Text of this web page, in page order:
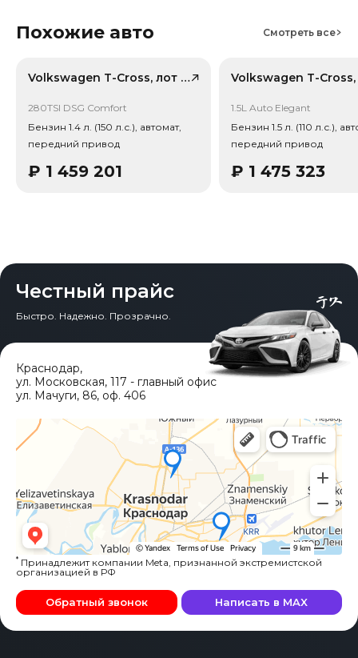
отчет об авто и смету доставки. Мы на связи 24/7.
снижение 15.1%). Важно: расчет без учета пошлин и
Похожие авто Смотреть все
Volkswagen T-Cross, лот 59119015
280TSI DSG Comfort
Бензин 1.4 л. (150 л.с.), автомат,
передний привод
₽ 1 459 201
1.5L Auto Elegant
Бензин 1.5 л. (110 л.с.),
передний привод
₽ 1 475 323
Честный прайс
Быстро. Надежно. Прозрачно.
Краснодар,
ул. Московская, 117 - главный офис
ул. Мачуги, 86, оф. 406
* Принадлежит компании Meta, признанной экстремистской
организацией в РФ
Обратный звонок Написать в MAX